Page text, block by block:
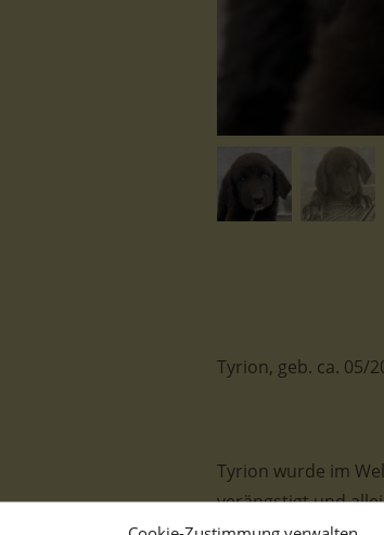
Tyrion, geb. ca. 05/
Tyrion wurde im
verängstigt und